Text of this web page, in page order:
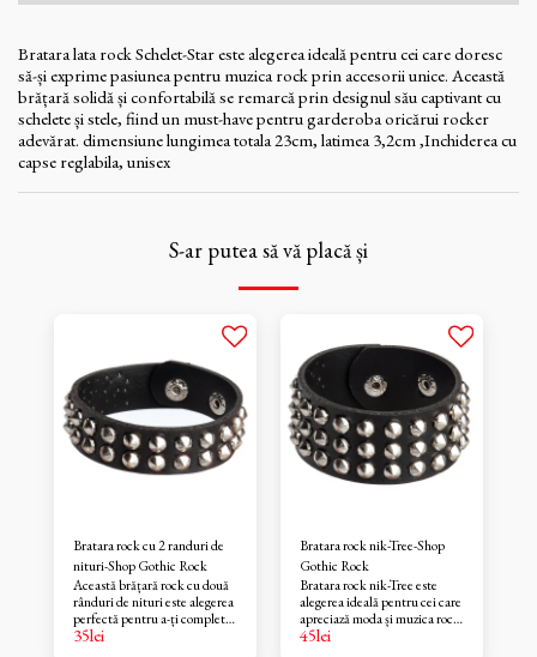
Bratara lata rock Schelet-Star este alegerea ideală pentru cei care doresc
să-și exprime pasiunea pentru muzica rock prin accesorii unice. Această
brățară solidă și confortabilă se remarcă prin designul său captivant cu
schelete și stele, fiind un must-have pentru garderoba oricărui rocker
adevărat. dimensiune lungimea totala 23cm, latimea 3,2cm ,Inchiderea cu
capse reglabila, unisex
S-ar putea să vă placă și
Bratara rock cu 2 randuri de
nituri-Shop Gothic Rock
Această brățară rock cu două
rânduri de nituri este alegerea
perfectă pentru a-ți completa
ținutele
35lei
Bratara rock nik-Tree-Shop
Gothic Rock
Bratara rock nik-Tree este
alegerea ideală pentru cei care
apreciază moda și muzica rock.
Parte din categoria Bratari
45lei